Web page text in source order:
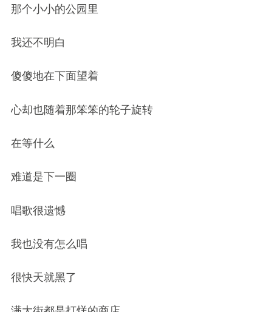
那个小小的公园里
我还不明白
傻傻地在下面望着
心却也随着那笨笨的轮子旋转
在等什么
难道是下一圈
唱歌很遗憾
我也没有怎么唱
很快天就黑了